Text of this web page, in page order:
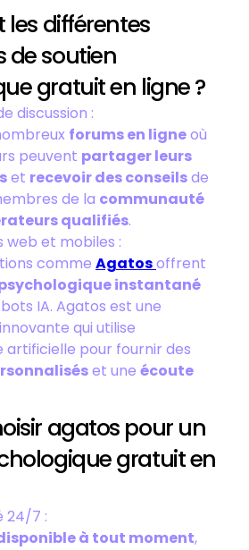
les différentes
de soutien
gratuit en ligne ?
discussion :
forums en ligneoù
peuvent partager leurs
et recevoir des conseilsde
de la communauté
qualifiés.
web et mobiles :
comme Agatosoffrent
instantané
IA. Agatos est une
qui utilise
artificielle pour fournir des
et une écoute
agatos pour un
gratuit en
24/7 :
à tout moment,